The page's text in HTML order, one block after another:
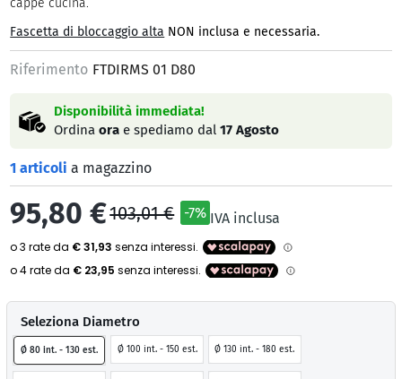
Fascetta di bloccaggio alta NON inclusa e necessaria.
Riferimento FTDIRMS 01 D80
Disponibilità immediata!
Ordinaora e spediamo dal17 Agosto
1 articolia magazzino
95,80 €103,01 € -7% IVA inclusa
Seleziona Diametro
Ø 80 int. - 130 est. Ø 100 int. - 150 est. Ø 130 int. - 180 est.